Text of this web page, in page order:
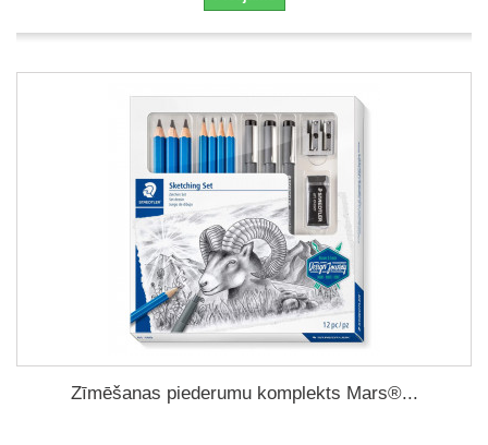
Zīmēšanas piederumu komplekts Mars®...